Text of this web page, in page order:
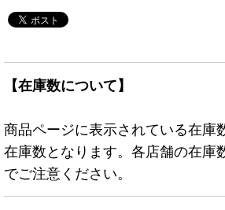
【在庫数について】
商品ページに表示されている在庫
在庫数となります。各店舗の在庫
でご注意ください。